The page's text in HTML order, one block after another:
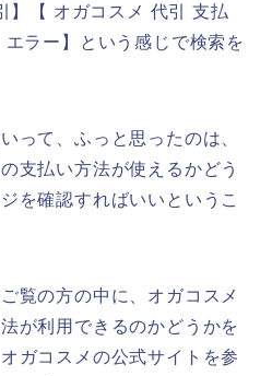
】【 オガコスメ 代引 支払
ラー】という感じで検索を
って、ふっと思ったのは、
支払い方法が使えるかどう
を確認すればいいというこ
覧の方の中に、オガコスメ
が利用できるのかどうかを
ガコスメの公式サイトを参